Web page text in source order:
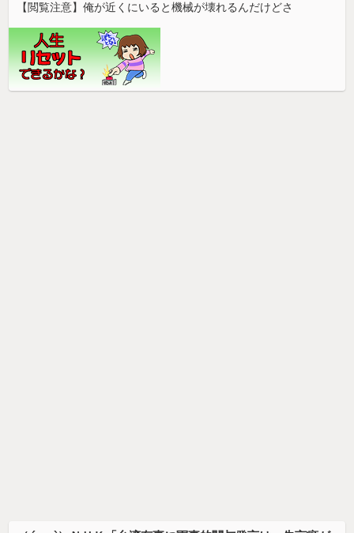
【閲覧注意】俺が近くにいると機械が壊れるんだけどさ